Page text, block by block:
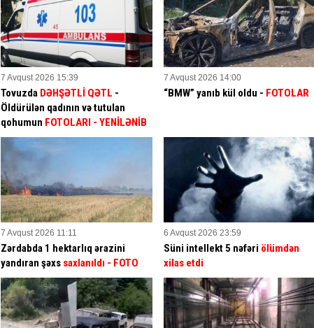
7 Avqust 2026 15:39
Tovuzda DƏHŞƏTLİ QƏTL -
Öldürülən qadının və tutulan
qohumun FOTOLARI - YENİLƏNİB
7 Avqust 2026 14:00
“BMW” yanıb kül oldu - FOTOLAR
7 Avqust 2026 11:11
Zərdabda 1 hektarlıq ərazini
yandıran şəxs saxlanıldı - FOTO
6 Avqust 2026 23:59
Süni intellekt 5 nəfəri ölümdən
xilas etdi